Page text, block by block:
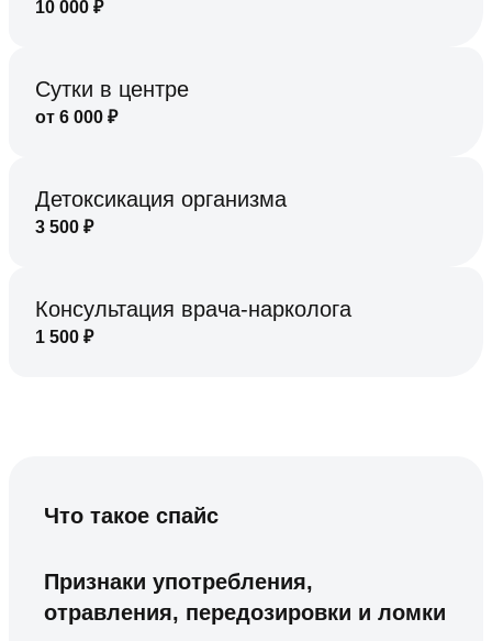
10 000 ₽
Сутки в центре
от 6 000 ₽
Детоксикация организма
3 500 ₽
Консультация врача-нарколога
1 500 ₽
Что такое спайс
Признаки употребления,
отравления, передозировки и ломки